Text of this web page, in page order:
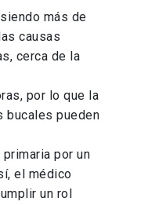
más de
causas
cerca de la
por lo que la
bucales pueden
por un
el médico
un rol